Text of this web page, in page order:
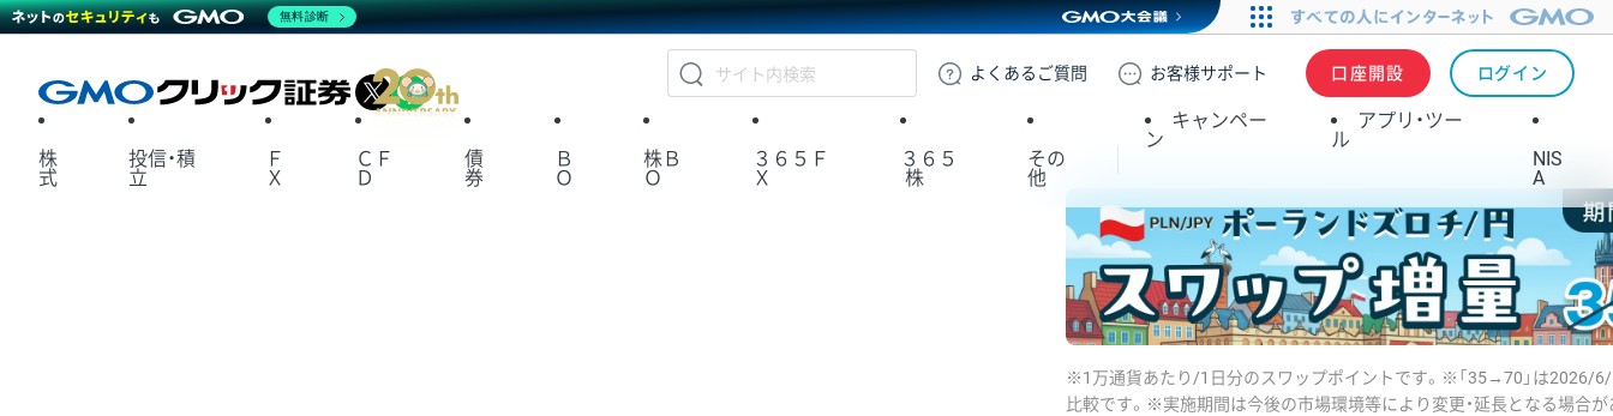
GMOクリック証券
よくある ご質問 お客様サポート 口座開設 ログイン
X
株
式
投信・積
立
Ｆ
Ｘ
ＣＦ
Ｄ
債
券
Ｂ
Ｏ
株Ｂ
Ｏ
３６５Ｆ
Ｘ
３６５
株
その
他
キャンペー
ン
アプリ・ツー
ル
NIS
A
※1万通貨あたり/1日分のスワップポイントです。※「35→70」は2026/6/
比較です。※実施期間は今後の市場環境等により変更・延長となる場合が
無料診断